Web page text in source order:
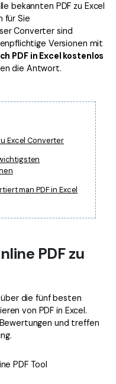
von kostenlosen Vorlagen.
Sie benötigen.
einfachsten PDF-Tools
bekannten PDF zu Excel
für Sie
Converter sind
Versionen mit
PDF in Excel kostenlos
die Antwort.
Excel Converter
man PDF in Excel
PDF zu
die fünf besten
von PDF in Excel.
und treffen
PDF Tool